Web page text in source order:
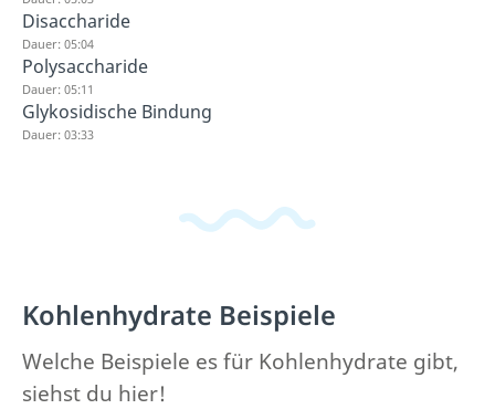
Disaccharide
Dauer: 05:04
Polysaccharide
Dauer: 05:11
Glykosidische Bindung
Dauer: 03:33
Kohlenhydrate Beispiele
Welche Beispiele es für Kohlenhydrate gibt,
siehst du hier!